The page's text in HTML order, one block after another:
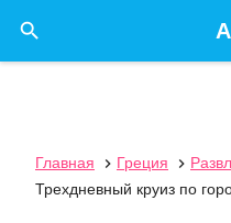

Главная  Греция 
Трехдневный круиз по